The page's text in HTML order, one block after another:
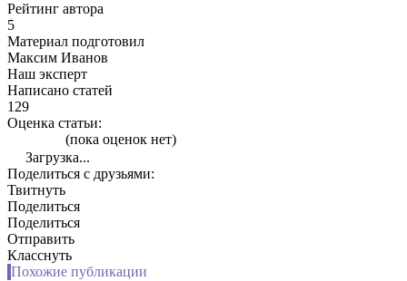
Рейтинг автора
5
Материал подготовил
Максим Иванов
Наш эксперт
Написано статей
129
Оценка статьи:
(пока оценок нет)
Загрузка...
Поделиться с друзьями:
Твитнуть
Поделиться
Поделиться
Отправить
Класснуть
Похожие публикации